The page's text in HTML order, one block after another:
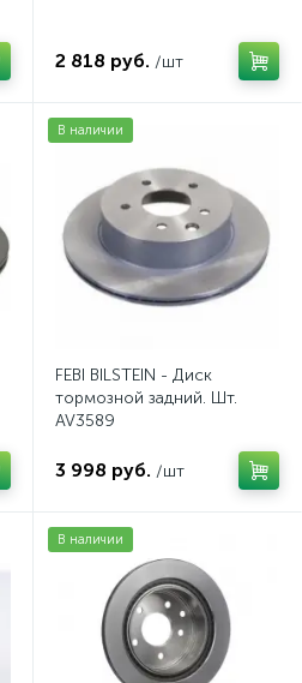
2 818 руб. /шт
В наличии
FEBI BILSTEIN - Диск
тормозной задний. Шт.
AV3589
3 998 руб. /шт
В наличии